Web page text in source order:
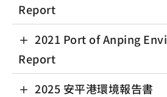
Report
2021 Port of Anping
Report
2025 安平港環境報告書